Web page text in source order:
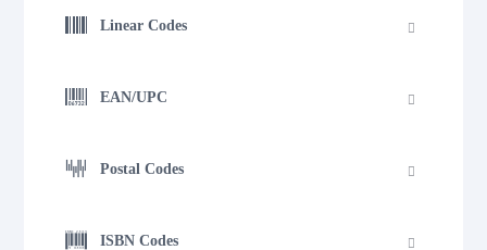
Linear Codes
EAN/UPC
Postal Codes
ISBN Codes